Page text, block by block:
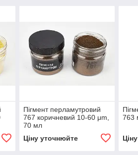
Пігмент перламутровий
767 коричневий 10-60 μm,
70 мл
Ціну уточнюйте
763